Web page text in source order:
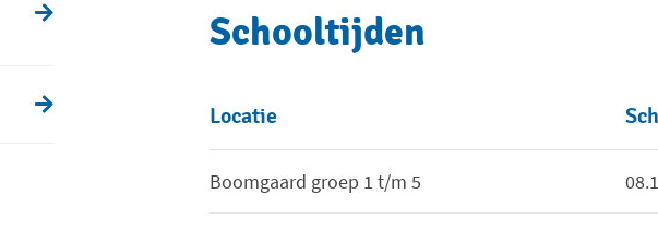
Schooltijden
Locatie
Boomgaard groep 1 t/m 5